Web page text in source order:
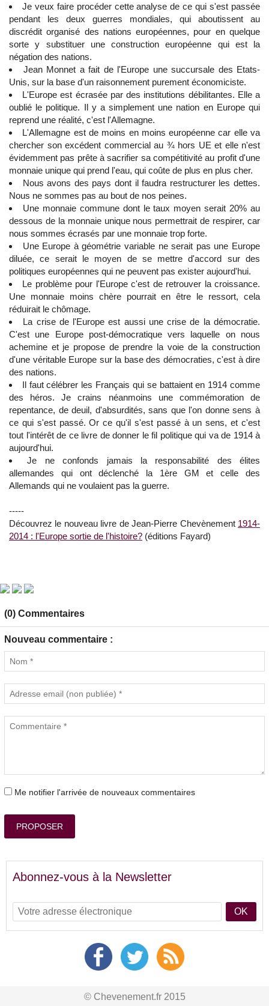
Je veux faire procéder cette analyse de ce qui s'est passée
pendant les deux guerres mondiales, qui aboutissent au
discrédit organisé des nations européennes, pour en quelque
sorte y substituer une construction européenne qui est la
négation des nations.
Jean Monnet a fait de l'Europe une succursale des Etats-
Unis, sur la base d'un raisonnement purement économiciste.
L'Europe est écrasée par des institutions débilitantes. Elle a
oublié le politique. Il y a simplement une nation en Europe qui
reprend une réalité, c'est l'Allemagne.
L'Allemagne est de moins en moins européenne car elle va
chercher son excédent commercial au ¾ hors UE et elle n'est
évidemment pas prête à sacrifier sa compétitivité au profit d'une
monnaie unique qui prend l'eau, qui coûte de plus en plus cher.
Nous avons des pays dont il faudra restructurer les dettes.
Nous ne sommes pas au bout de nos peines.
Une monnaie commune dont le taux moyen serait 20% au
dessous de la monnaie unique nous permettrait de respirer, car
nous sommes écrasés par une monnaie trop forte.
Une Europe à géométrie variable ne serait pas une Europe
diluée, ce serait le moyen de se mettre d'accord sur des
politiques européennes qui ne peuvent pas exister aujourd'hui.
Le problème pour l'Europe c'est de retrouver la croissance.
Une monnaie moins chère pourrait en être le ressort, cela
réduirait le chômage.
La crise de l'Europe est aussi une crise de la démocratie.
C'est une Europe post-démocratique vers laquelle on nous
achemine et je propose de prendre la voie de la construction
d'une véritable Europe sur la base des démocraties, c'est à dire
des nations.
Il faut célébrer les Français qui se battaient en 1914 comme
des héros. Je crains néanmoins une commémoration de
repentance, de deuil, d'absurdités, sans que l'on donne sens à
ce qui s'est passé. Or ce qu'il s'est passé à un sens, et c'est
tout l'intérêt de ce livre de donner le fil politique qui va de 1914 à
aujourd'hui.
Je ne confonds jamais la responsabilité des élites
allemandes qui ont déclenché la 1ère GM et celle des
Allemands qui ne voulaient pas la guerre.
-----
Découvrez le nouveau livre de Jean-Pierre Chevènement 1914-
2014 : l'Europe sortie de l'histoire? (éditions Fayard)
(0) Commentaires
Nouveau commentaire :
Me notifier l'arrivée de nouveaux commentaires
PROPOSER
Abonnez-vous à la Newsletter
OK
© Chevenement.fr 2015